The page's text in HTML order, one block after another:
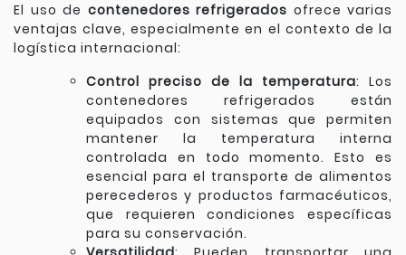
El uso de contenedores refrigerados ofrece varias
ventajas clave, especialmente en el contexto de la
logística internacional:
Control preciso de la temperatura: Los
contenedores refrigerados están
equipados con sistemas que permiten
mantener la temperatura interna
controlada en todo momento. Esto es
esencial para el transporte de alimentos
perecederos y productos farmacéuticos,
que requieren condiciones específicas
para su conservación.